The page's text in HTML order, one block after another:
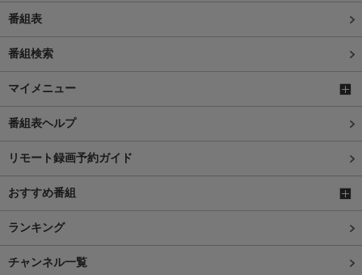
番組表
番組検索
マイメニュー
番組表ヘルプ
リモート録画予約ガイド
おすすめ番組
ランキング
チャンネル一覧